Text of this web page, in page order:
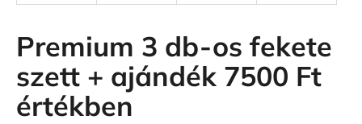
Premium 3 db-os fekete
szett + ajándék 7500 Ft
értékben
n
l
j
u
k